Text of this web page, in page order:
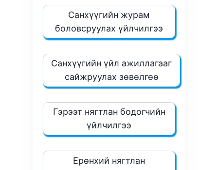
Санхүүгийн журам
боловсруулах үйлчилгээ
Санхүүгийн үйл ажиллагааг
сайжруулах зөвөлгөө
Гэрээт нягтлан бодогчийн
үйлчилгээ
Ерөнхий нягтлан